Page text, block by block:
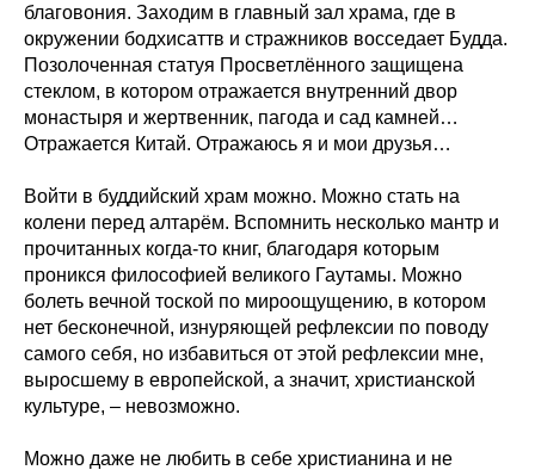
благовония. Заходим в главный зал храма, где в
окружении бодхисаттв и стражников восседает Будда.
Позолоченная статуя Просветлённого защищена
стеклом, в котором отражается внутренний двор
монастыря и жертвенник, пагода и сад камней…
Отражается Китай. Отражаюсь я и мои друзья…
Войти в буддийский храм можно. Можно стать на
колени перед алтарём. Вспомнить несколько мантр и
прочитанных когда-то книг, благодаря которым
проникся философией великого Гаутамы. Можно
болеть вечной тоской по мироощущению, в котором
нет бесконечной, изнуряющей рефлексии по поводу
самого себя, но избавиться от этой рефлексии мне,
выросшему в европейской, а значит, христианской
культуре, – невозможно.
Можно даже не любить в себе христианина и не